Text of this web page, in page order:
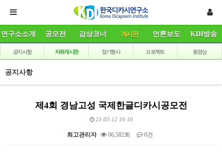
연구소소개 공모전 감상코너 게시판 언론보도 KDI방송
공지사항 자유게시판 정기행사 프로젝트 동영상
공지사항
제4회 경남고성 국제한글디카시공모전
21-03-12 16:10
최고관리자 66,582회 0건